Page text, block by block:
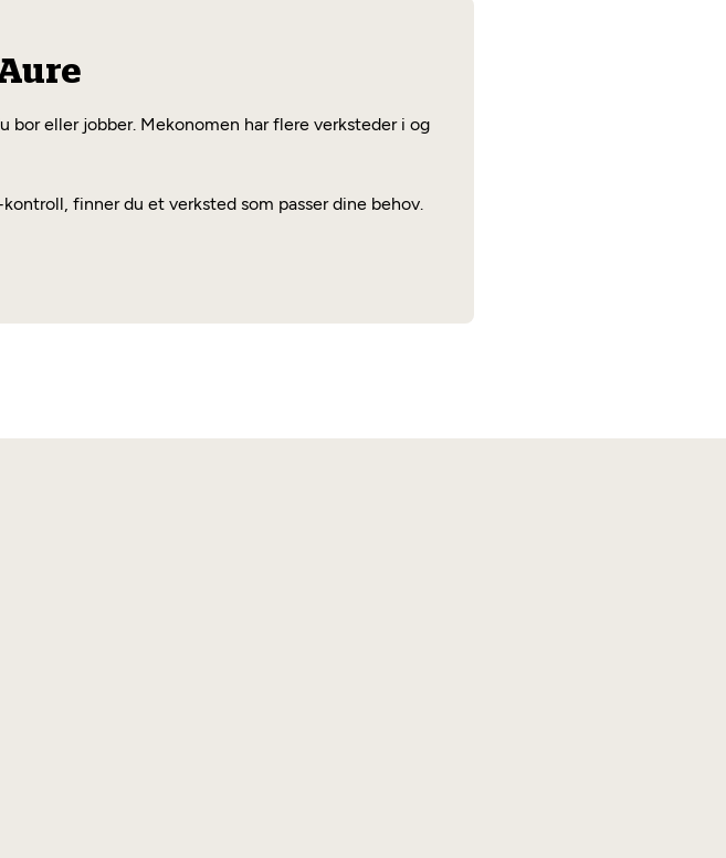
eller jobber. Mekonomen har flere verksteder i og
finner du et verksted som passer dine behov.